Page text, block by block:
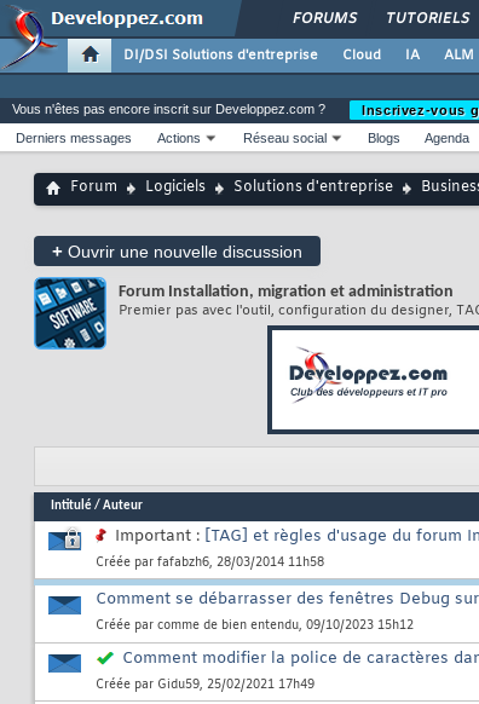
FORUMS TUTORIELS
DI/DSI Solutions d'entreprise Cloud IA ALM
Vous n'êtes pas encore inscrit sur Developpez.com ?
Inscrivez-vous
Derniers messages
Actions Réseau social Blogs Agenda
Forum Logiciels Solutions d'entreprise
+ Ouvrir une nouvelle discussion
Forum Installation, migration et administration
Premier pas avec l'outil, configuration du designer,
Intitulé/ Auteur
Important : [TAG] et règles d'usage du forum
Créée par fafabzh6, 28/03/2014 11h58
Comment se débarrasser des fenêtres Debug
Créée par comme de bien entendu, 09/10/2023 15h12
Comment modifier la police de caractères
Créée par Gidu59, 25/02/2021 17h49